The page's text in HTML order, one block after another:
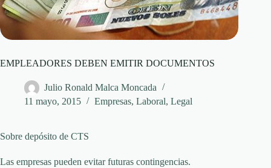
EMPLEADORES DEBEN EMITIR DOCUMENTOS
Julio Ronald Malca Moncada
11 mayo, 2015
Empresas, Laboral, Legal
Sobre depósito de CTS
Las empresas pueden evitar futuras contingencias.